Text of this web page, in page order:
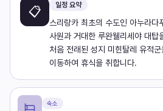
📋 일정 요약
스리랑카 최초의 수도인 아누라다
사원과 거대한 루완웰리세야 대탑
처음 전래된 성지 미힌탈레 유적
이동하여 휴식을 취합니다.
숙소